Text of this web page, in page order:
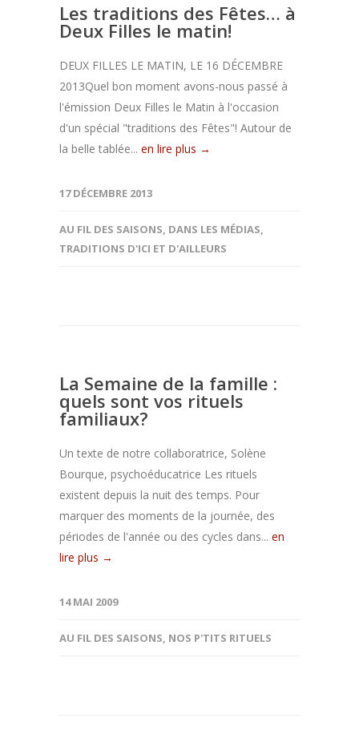
Les traditions des Fêtes… à
Deux Filles le matin!
DEUX FILLES LE MATIN, LE 16 DÉCEMBRE
2013Quel bon moment avons-nous passé à
l'émission Deux Filles le Matin à l'occasion
d'un spécial "traditions des Fêtes"! Autour de
la belle tablée... en lire plus →
17 DÉCEMBRE 2013
AU FIL DES SAISONS, DANS LES MÉDIAS,
TRADITIONS D'ICI ET D'AILLEURS
La Semaine de la famille :
quels sont vos rituels
familiaux?
Un texte de notre collaboratrice, Solène
Bourque, psychoéducatrice Les rituels
existent depuis la nuit des temps. Pour
marquer des moments de la journée, des
périodes de l'année ou des cycles dans... en
lire plus →
14 MAI 2009
AU FIL DES SAISONS, NOS P'TITS RITUELS